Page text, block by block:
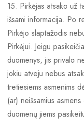
15. Pirkėjas atsako už
išsami informacija. Po
Pirkėjo slaptažodis
Pirkėjui. Jeigu
duomenys, jis privalo
jokiu atveju nebus
tretiesiems asmenims
(ar) neišsamius
duomenų jiems